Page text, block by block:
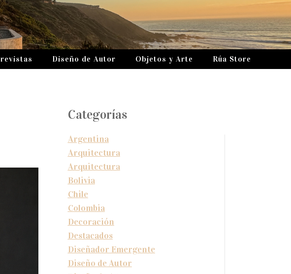
Diseño de Autor Objetos y Arte Rúa Store
Categorías
Argentina
Arquitectura
Arquitectura
Bolivia
Chile
Colombia
Decoración
Destacados
Diseñador Emergente
Diseño de Autor